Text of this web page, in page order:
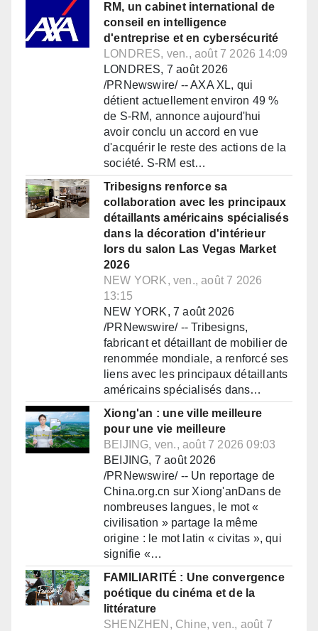
RM, un cabinet international de
conseil en intelligence
d'entreprise et en cybersécurité
LONDRES, ven., août 7 2026 14:09
LONDRES, 7 août 2026
/PRNewswire/ -- AXA XL, qui
détient actuellement environ 49 %
de S-RM, annonce aujourd'hui
avoir conclu un accord en vue
d'acquérir le reste des actions de la
société. S-RM est…
Tribesigns renforce sa
collaboration avec les principaux
détaillants américains spécialisés
dans la décoration d'intérieur
lors du salon Las Vegas Market
2026
NEW YORK, ven., août 7 2026
13:15
NEW YORK, 7 août 2026
/PRNewswire/ -- Tribesigns,
fabricant et détaillant de mobilier de
renommée mondiale, a renforcé ses
liens avec les principaux détaillants
américains spécialisés dans…
Xiong'an : une ville meilleure
pour une vie meilleure
BEIJING, ven., août 7 2026 09:03
BEIJING, 7 août 2026
/PRNewswire/ -- Un reportage de
China.org.cn sur Xiong'anDans de
nombreuses langues, le mot «
civilisation » partage la même
origine : le mot latin « civitas », qui
signifie «…
FAMILIARITÉ : Une convergence
poétique du cinéma et de la
littérature
SHENZHEN, Chine, ven., août 7